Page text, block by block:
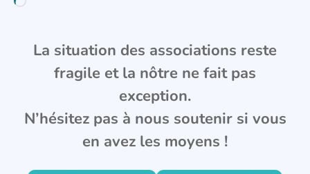
La situation des associations reste
fragile et la nôtre ne fait pas
exception.
N’hésitez pas à nous soutenir si vous
en avez les moyens !